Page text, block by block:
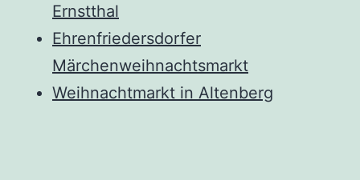
Ernstthal
Ehrenfriedersdorfer
Märchenweihnachtsmarkt
Weihnachtmarkt in Altenberg